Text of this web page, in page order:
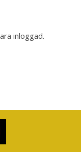
inloggad.